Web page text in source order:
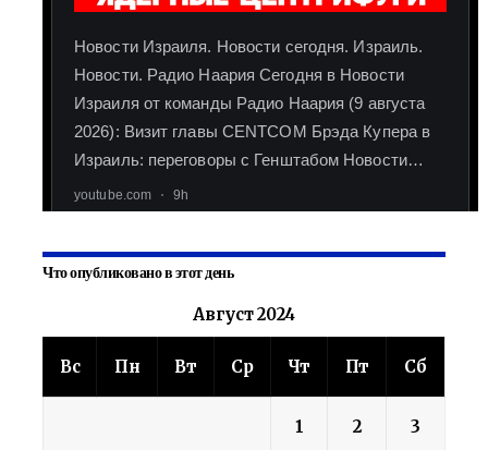
Что опубликовано в этот день
Август 2024
Вс Пн Вт Ср Чт Пт Сб
1 2 3